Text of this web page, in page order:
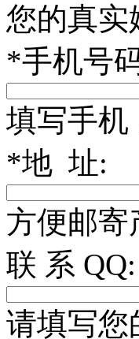
您的真实
*手机号
填写手机
*地 址:
方便邮寄
联 系 QQ:
请填写您